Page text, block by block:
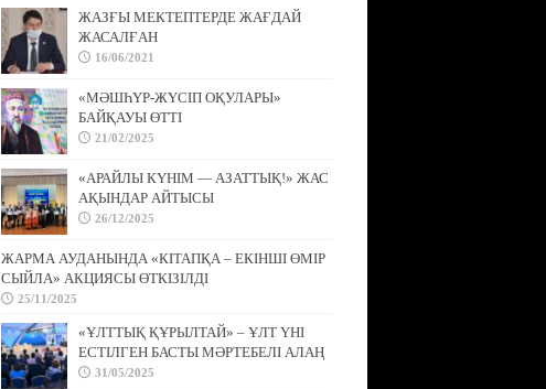
ЖАЗҒЫ МЕКТЕПТЕРДЕ ЖАҒДАЙ
ЖАСАЛҒАН
16/06/2021
«МӘШҺҮР-ЖҮСІП ОҚУЛАРЫ»
БАЙҚАУЫ ӨТТІ
21/02/2025
«АРАЙЛЫ КҮНІМ — АЗАТТЫҚ!» ЖАС
АҚЫНДАР АЙТЫСЫ
26/12/2025
ЖАРМА АУДАНЫНДА «КІТАПҚА – ЕКІНШІ ӨМІР
СЫЙЛА» АКЦИЯСЫ ӨТКІЗІЛДІ
25/11/2025
«ҰЛТТЫҚ ҚҰРЫЛТАЙ» – ҰЛТ ҮНІ
ЕСТІЛГЕН БАСТЫ МӘРТЕБЕЛІ АЛАҢ
31/05/2025